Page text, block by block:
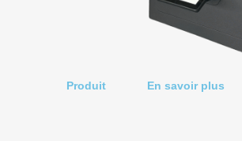
Produit En savoir plus